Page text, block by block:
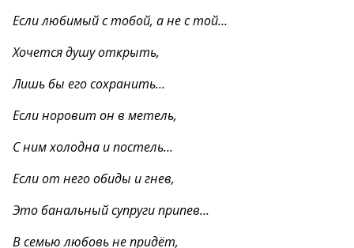
Если любимый с тобой, а не с той…
Хочется душу открыть,
Лишь бы его сохранить…
Если норовит он в метель,
С ним холодна и постель…
Если от него обиды и гнев,
Это банальный супруги припев…
В семью любовь не придёт,